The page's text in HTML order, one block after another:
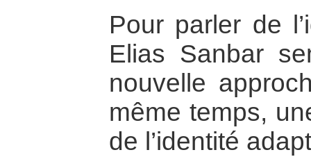
Pour parler de
Elias Sanbar
nouvelle
même temps,
de l’identité